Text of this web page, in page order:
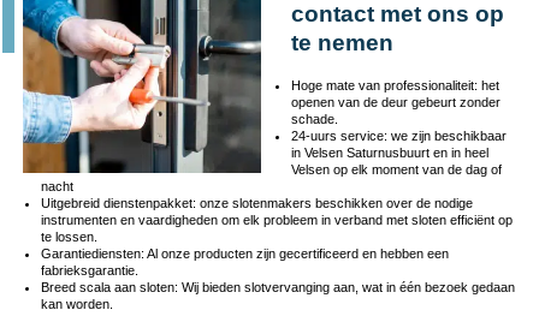
contact met ons op
te nemen
Hoge mate van professionaliteit: het
openen van de deur gebeurt zonder
schade.
24-uurs service: we zijn beschikbaar
in Velsen Saturnusbuurt en in heel
Velsen op elk moment van de dag of
nacht
Uitgebreid dienstenpakket: onze slotenmakers beschikken over de nodige
instrumenten en vaardigheden om elk probleem in verband met sloten efficiënt op
te lossen.
Garantiediensten: Al onze producten zijn gecertificeerd en hebben een
fabrieksgarantie.
Breed scala aan sloten: Wij bieden slotvervanging aan, wat in één bezoek gedaan
kan worden.